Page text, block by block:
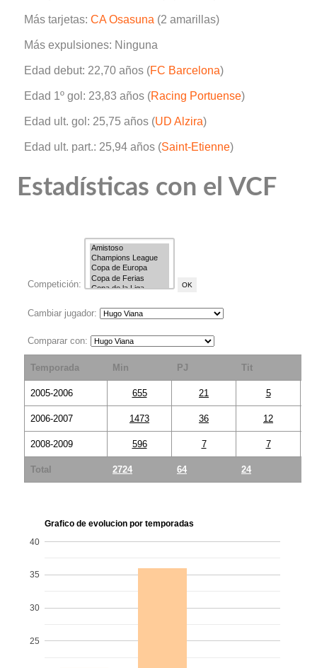
Más tarjetas: CA Osasuna (2 amarillas)
Más expulsiones: Ninguna
Edad debut: 22,70 años (FC Barcelona)
Edad 1º gol: 23,83 años (Racing Portuense)
Edad ult. gol: 25,75 años (UD Alzira)
Edad ult. part.: 25,94 años (Saint-Etienne)
Estadísticas con el VCF
Competición:
Cambiar jugador:
Comparar con:
Temporada Min PJ Tit
2005-2006 655 21 5
2006-2007 1473 36 12
2008-2009 596 7 7
Total 2724 64 24
Grafico de evolucion por temporadas
25
30
35
40